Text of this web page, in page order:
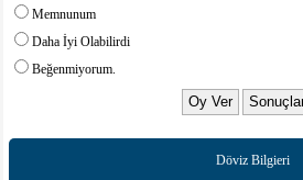
Memnunum
Daha İyi Olabilirdi
Beğenmiyorum.
Döviz Bilgieri